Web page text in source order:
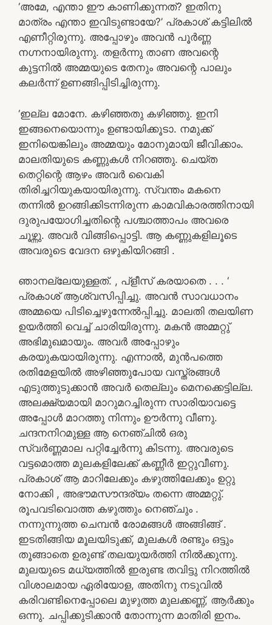
‘അമേ, എന്താ ഈ കാണിക്കുന്നത്? ഇതിനു
മാത്രം എന്താ ഇവിടുണ്ടായേ?’ പ്രകാശ് കട്ടിലിൽ
എണീറ്റിരുന്നു. അപ്പോഴും അവൻ പൂർണ്ണ
നഗ്നനായിരുന്നു. തളർന്നു താണ അവന്റെ
കുട്ടനിൽ അമ്മയുടെ തേനും അവന്റെ പാലും
കലർന്ന് ഉണങ്ങിപ്പിടിച്ചിരുന്നു.
‘ഇല്ല മോനേ. കഴിഞ്ഞതു കഴിഞ്ഞു. ഇനി
ഇങ്ങനെയൊന്നും ഉണ്ടായിക്കൂടാ. നമുക്ക്
ഇനിയെങ്കിലും അമ്മയും മോനുമായി ജീവിക്കാം.
മാലതിയുടെ കണ്ണുകൾ നിറഞ്ഞു. ചെയ്ത
തെറ്റിന്റെ ആഴം അവർ വൈകി
തിരിച്ചറിയുകയായിരുന്നു. സ്വന്തം മകനെ
തന്നിൽ ഉറങ്ങിക്കിടന്നിരുന്ന കാമവികാരത്തിനായി
ദുരുപയോഗിച്ചതിന്റെ പശ്ചാത്താപം അവരെ
ചൂഴ്ന്നു. അവർ വിങ്ങിപ്പൊട്ടി. ആ കണ്ണുകളിലൂടെ
അവരുടെ വേദന ഒഴുകിയിറങ്ങി .
ഞാനല്ലേയുള്ളത്. , പ്ളീസ് കരയാതെ . . . ‘
പ്രകാശ് ആശ്വസിപ്പിച്ചു. അവൻ സാവധാനം
അമ്മയെ പിടിച്ചെഴുന്നേൽപ്പിച്ചു. മാലതി തലയിണ
ഉയർത്തി വെച്ച് ചാരിയിരുന്നു. മകൻ അമ്മറ്റു്
അഭിമുഖമായും. അവർ അപ്പോഴും
കരയുകയായിരുന്നു. എന്നാൽ, മുൻപത്തെ
രതിമേളയിൽ അഴിഞ്ഞുപോയ വസ്ത്രങ്ങൾ
എടുത്തുടുക്കാൻ അവർ തെല്ലും മെനക്കെട്ടില്ല.
അലക്ഷ്യമായി മാറുമറച്ചിരുന്ന സാരിയാവട്ടെ
അപ്പോൾ മാറത്തു നിന്നും ഊർന്നു വീണു.
ചന്ദനനിറമുള്ള ആ നെഞ്ചിൽ ഒരു
സ്വർണ്ണമാല പറ്റിച്ചേർന്നു കിടന്നു. അവരുടെ
വട്ടമൊത്ത മുലകളിലേക്ക് കണ്ണീർ ഇറ്റുവീണു.
പ്രകാശ് ആ മാറിലേക്കും കഴുത്തിലേക്കും ഉറ്റു
നോക്കി , അഭൗമസൗന്ദര്യം തന്നെ അമ്മറ്റു്.
രൂപവടിവൊത്ത കഴുത്തും നെഞ്ചും .
നന്നുന്നുത്ത ചെമ്പൻ രോമങ്ങൾ അങ്ങിങ്ങ് .
ഇടതിങ്ങിയ മൂലയിടുക്ക്, മുലകൾ രണ്ടും ഒട്ടും
തൂങ്ങാതെ ഉരുണ്ട് തലയുയർത്തി നിൽക്കുന്നു.
മുലയുടെ മധ്യത്തിൽ ഇരുണ്ട തവിട്ടു നിറത്തിൽ
വിശാലമായ ഏരിയോള, അതിനു നടുവിൽ
കരിവണ്ടിനെപ്പോലെ മുഴുത്ത മുലക്കണ്ണ്, ആർക്കും
ഒന്നു. ചപ്പിക്കുടിക്കാൻ തോന്നുന്ന മാതിരി ഇനം.